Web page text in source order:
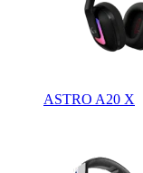
ASTRO A20 X